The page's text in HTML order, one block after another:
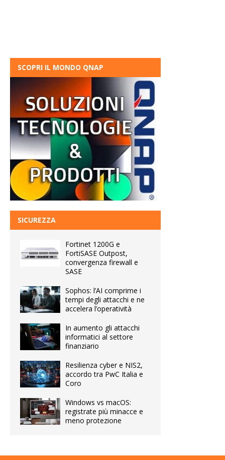
SCOPRI IL MONDO QNAP
SICUREZZA
Fortinet 1200G e
FortiSASE Outpost,
convergenza firewall e
SASE
Sophos: l’AI comprime i
tempi degli attacchi e ne
accelera l’operatività
In aumento gli attacchi
informatici al settore
finanziario
Resilienza cyber e NIS2,
accordo tra PwC Italia e
Coro
Windows vs macOS:
registrate più minacce e
meno protezione